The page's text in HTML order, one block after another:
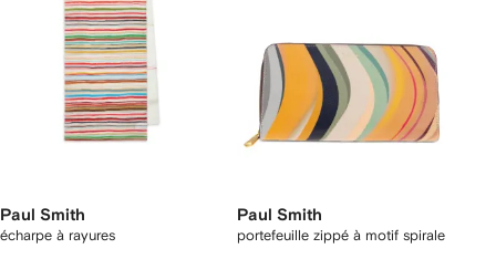
Paul Smith
écharpe à rayures
Paul Smith
portefeuille zippé à motif spirale